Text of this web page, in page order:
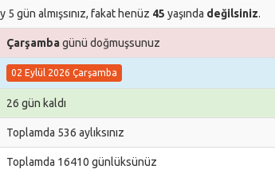
5 gün almışsınız, fakat henüz 45 yaşında değilsiniz.
Çarşambagünü doğmuşsunuz
02 Eylül 2026 Çarşamba
26 gün kaldı
Toplamda 536 aylıksınız
Toplamda 16410 günlüksünüz